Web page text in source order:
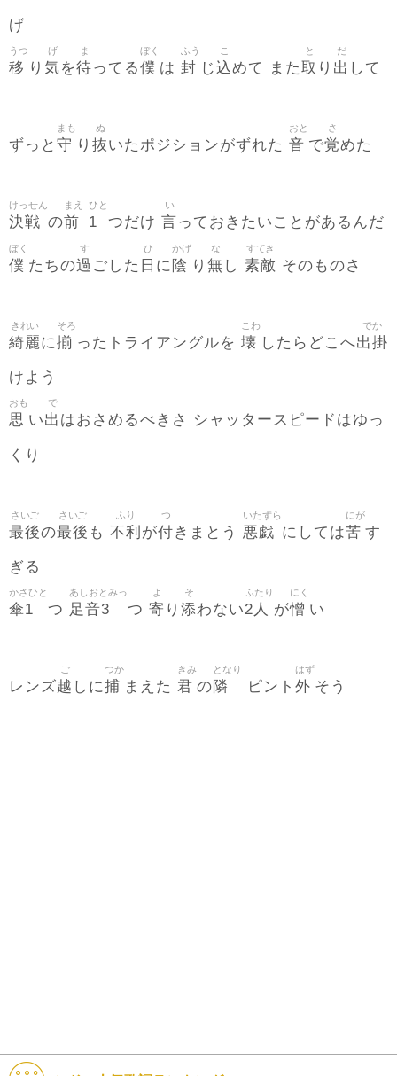
げ
移
うつ
り 気
げ
を待
ま
ってる僕
ぼく
は 封
ふう
じ込
こ
めて また取
と
り 出
だ
して
ずっと 守
まも
り 抜
ぬ
いたポジションがずれた 音
おと
で覚
さ
めた
決戦
けっせん
の前
まえ
1
ひと
つだけ 言
い
っておきたいことがあるんだ
僕
ぼく
たちの過
す
ごした 日
ひ
に 陰
かげ
り 無
な
し 素敵
すてき
そのものさ
綺麗
きれい
に揃
そろ
ったトライアングルを 壊
こわ
したらどこへ出掛
でか
けよう
思
おも
い出
で
はおさめるべきさ シャッタースピードはゆっ
くり
最後
さいご
の最後
さいご
も 不利
ふり
が付
つ
きまとう 悪戯
いたずら
にしては苦
にが
す
ぎる
傘1
かさひと
つ 足音3
あしおとみっ
つ 寄
よ
り 添
そ
わない2人
ふたり
が憎
にく
い
レンズ越
ご
しに捕
つか
まえた 君
きみ
の 隣
となり
ピント 外
はず
そう